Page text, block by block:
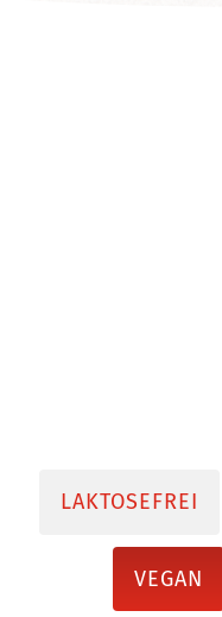
LAKTOSEFREI
VEGAN